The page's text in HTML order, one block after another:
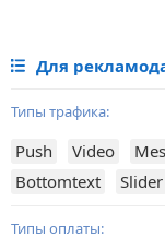
Для
Типы трафика:
Push Video
Bottomtext
Slider
Типы оплаты: